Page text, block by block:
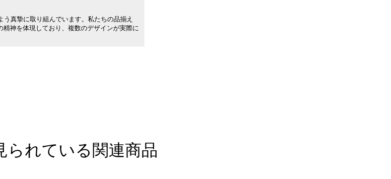
真摯に取り組んでいます。私たちの品揃え
神を体現しており、複数のデザインが実際に
られている関連商品